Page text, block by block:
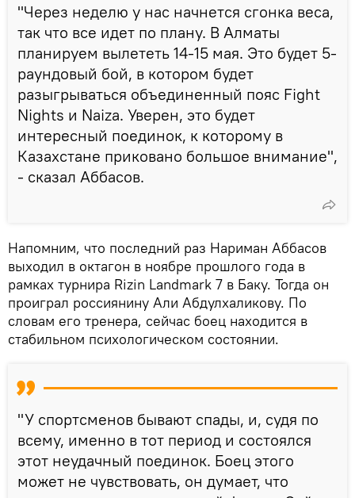
"Через неделю у нас начнется сгонка веса,
так что все идет по плану. В Алматы
планируем вылететь 14-15 мая. Это будет 5-
раундовый бой, в котором будет
разыгрываться объединенный пояс Fight
Nights и Naiza. Уверен, это будет
интересный поединок, к которому в
Казахстане приковано большое внимание",
- сказал Аббасов.
Напомним, что последний раз Нариман Аббасов
выходил в октагон в ноябре прошлого года в
рамках турнира Rizin Landmark 7 в Баку. Тогда он
проиграл россиянину Али Абдулхаликову. По
словам его тренера, сейчас боец находится в
стабильном психологическом состоянии.
"У спортсменов бывают спады, и, судя по
всему, именно в тот период и состоялся
этот неудачный поединок. Боец этого
может не чувствовать, он думает, что